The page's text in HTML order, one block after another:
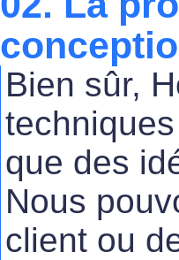
Bien sûr,
que des
Nous
client ou